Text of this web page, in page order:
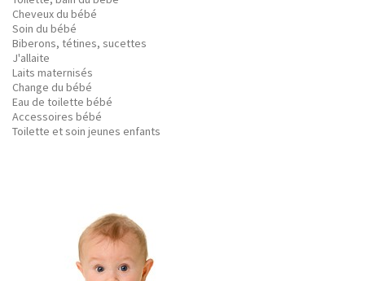
Cheveux du bébé
Soin du bébé
Biberons, tétines, sucettes
J'allaite
Laits maternisés
Change du bébé
Eau de toilette bébé
Accessoires bébé
Toilette et soin jeunes enfants